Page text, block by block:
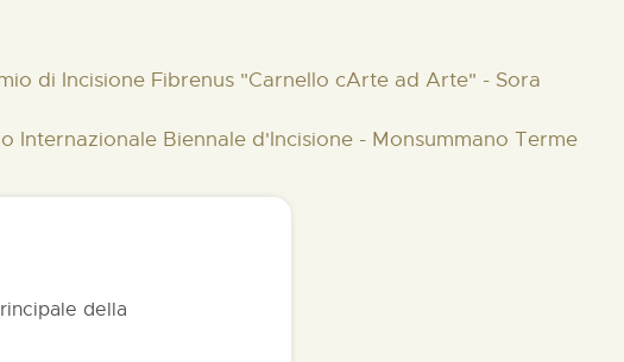
di Incisione Fibrenus "Carnello cArte ad Arte" - Sora
Internazionale Biennale d'Incisione - Monsummano Terme
della